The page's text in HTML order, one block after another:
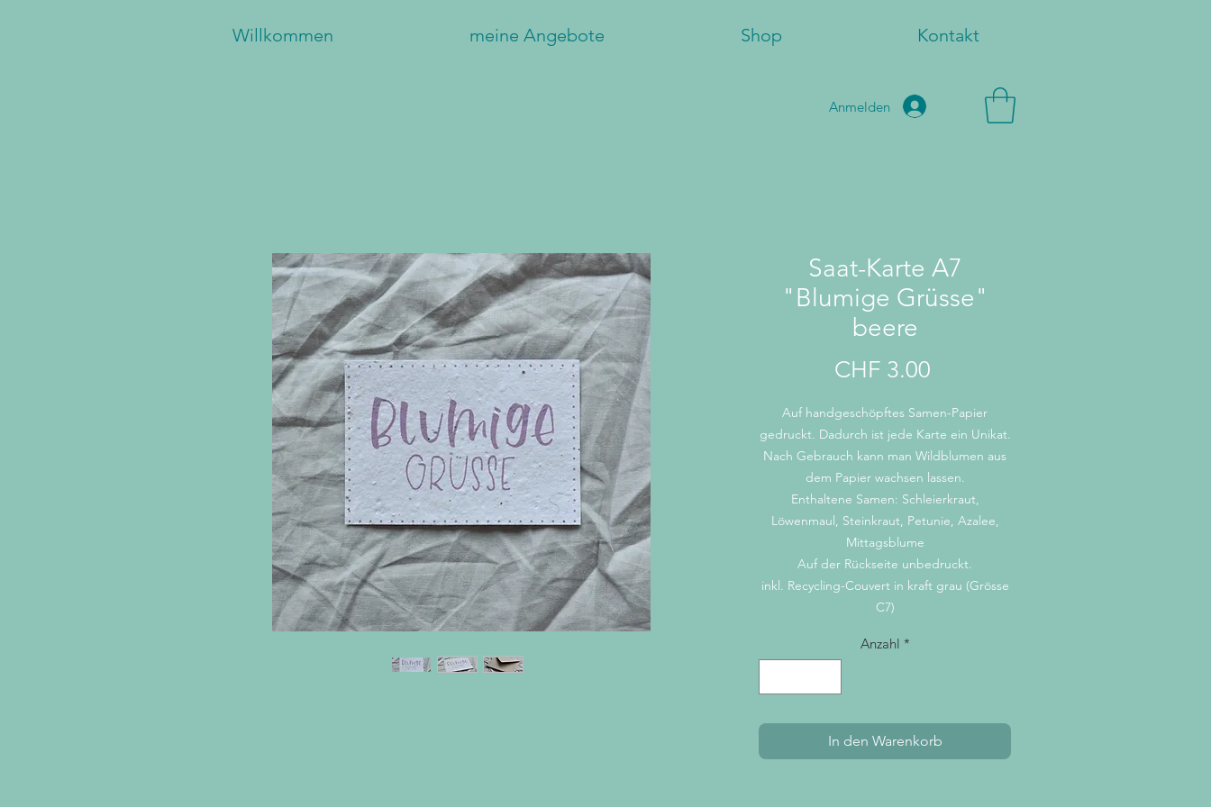
Willkommen meine Angebote Shop Kontakt
Anmelden
Saat-Karte A7
"Blumige Grüsse"
beere
CHF 3.00
Auf handgeschöpftes Samen-Papier
gedruckt. Dadurch ist jede Karte ein Unikat.
Nach Gebrauch kann man Wildblumen aus
dem Papier wachsen lassen.
Enthaltene Samen: Schleierkraut,
Löwenmaul, Steinkraut, Petunie, Azalee,
Mittagsblume
Auf der Rückseite unbedruckt.
inkl. Recycling-Couvert in kraft grau (Grösse
C7)
Anzahl *
In den Warenkorb